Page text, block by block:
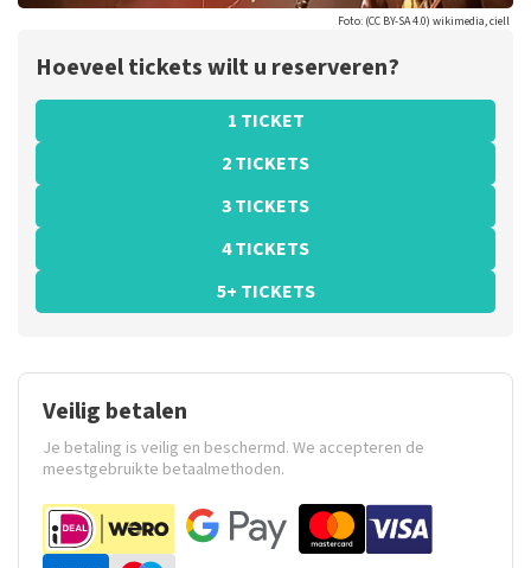
Foto: (CC BY-SA 4.0) wikimedia, ciell
Hoeveel tickets wilt u reserveren?
1 TICKET
2 TICKETS
3 TICKETS
4 TICKETS
5+ TICKETS
Veilig betalen
Je betaling is veilig en beschermd. We accepteren de
meestgebruikte betaalmethoden.